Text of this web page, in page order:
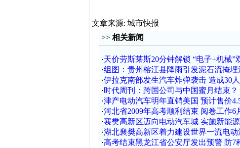
文章来源: 城市快报
>> 相关新闻
·天价劳斯莱斯20分钟解锁 “电子+机械”
·组图：贵州榕江县降雨引发泥石流掩埋
·伊拉克南部发生汽车炸弹袭击 造成30
·时代周刊：跨国公司与中国蜜月结束？
·津产电动汽车明年直销美国 预计售价
·河北省2009年高考顺利结束 阅卷工作6
·襄樊高新区迈向电动汽车城 实施新能
·湖北襄樊高新区着力建设世界一流电动
·高考结束黑龙江省公安厅发出预警 防7